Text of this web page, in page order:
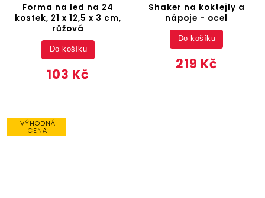
Forma na led na 24
kostek, 21 x 12,5 x 3 cm,
růžová
103 Kč
Do košíku
Shaker na koktejly a
nápoje - ocel
219 Kč
Do košíku
VÝHODNÁ
CENA